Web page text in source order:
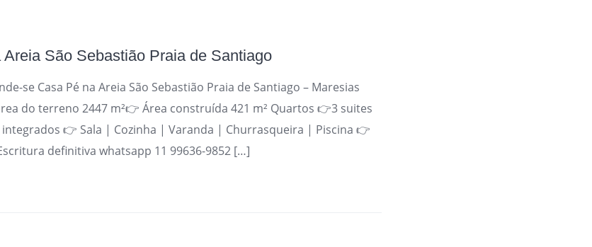
São Sebastião Praia de Santiago
se Casa Pé na Areia São Sebastião Praia de Santiago – Maresias
área do terreno 2447 m²👉 Área construída 421 m² Quartos 👉3 suites
👉 Sala | Cozinha | Varanda | Churrasqueira | Piscina 👉
definitiva whatsapp 11 99636-9852 […]